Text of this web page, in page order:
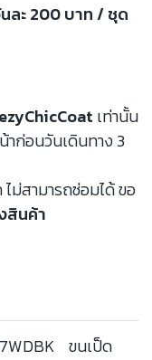
ละ 200 บาท / ชุด
เท่านั้น
ก่อนวันเดินทาง 3
สามารถซ่อมได้ ขอ
สินค้า
ขนเป็ด